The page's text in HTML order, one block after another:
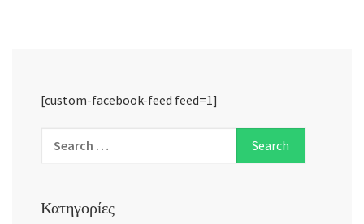
[custom-facebook-feed feed=1]
Κατηγορίες